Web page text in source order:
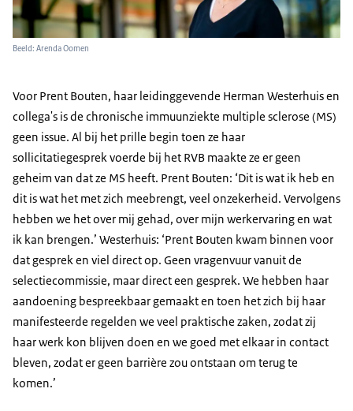
Beeld: Arenda Oomen
Voor Prent Bouten, haar leidinggevende Herman Westerhuis en
collega's is de chronische immuunziekte multiple sclerose (MS)
geen issue. Al bij het prille begin toen ze haar
sollicitatiegesprek voerde bij het RVB maakte ze er geen
geheim van dat ze MS heeft. Prent Bouten: ‘Dit is wat ik heb en
dit is wat het met zich meebrengt, veel onzekerheid. Vervolgens
hebben we het over mij gehad, over mijn werkervaring en wat
ik kan brengen.’ Westerhuis: ‘Prent Bouten kwam binnen voor
dat gesprek en viel direct op. Geen vragenvuur vanuit de
selectiecommissie, maar direct een gesprek. We hebben haar
aandoening bespreekbaar gemaakt en toen het zich bij haar
manifesteerde regelden we veel praktische zaken, zodat zij
haar werk kon blijven doen en we goed met elkaar in contact
bleven, zodat er geen barrière zou ontstaan om terug te
komen.’